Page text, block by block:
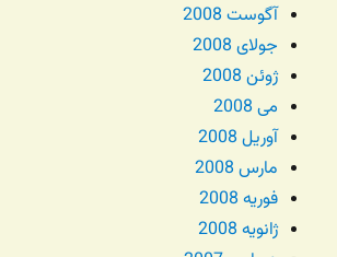
آگوست 2008
جولای 2008
ژوئن 2008
می 2008
آوریل 2008
مارس 2008
فوریه 2008
ژانویه 2008